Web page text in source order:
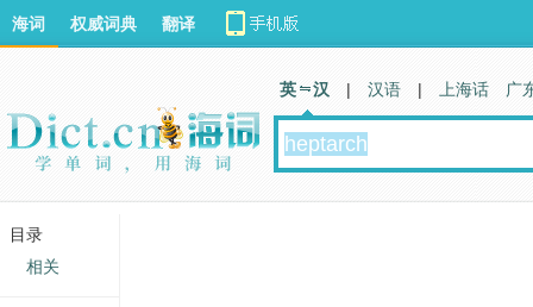
海词 权威词典 翻译
英 汉 | 汉语 | 上海话 广
目录
相关